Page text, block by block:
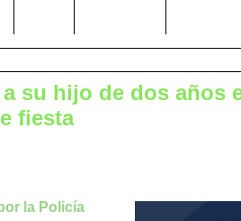
su hijo de dos años
fiesta
la Policía